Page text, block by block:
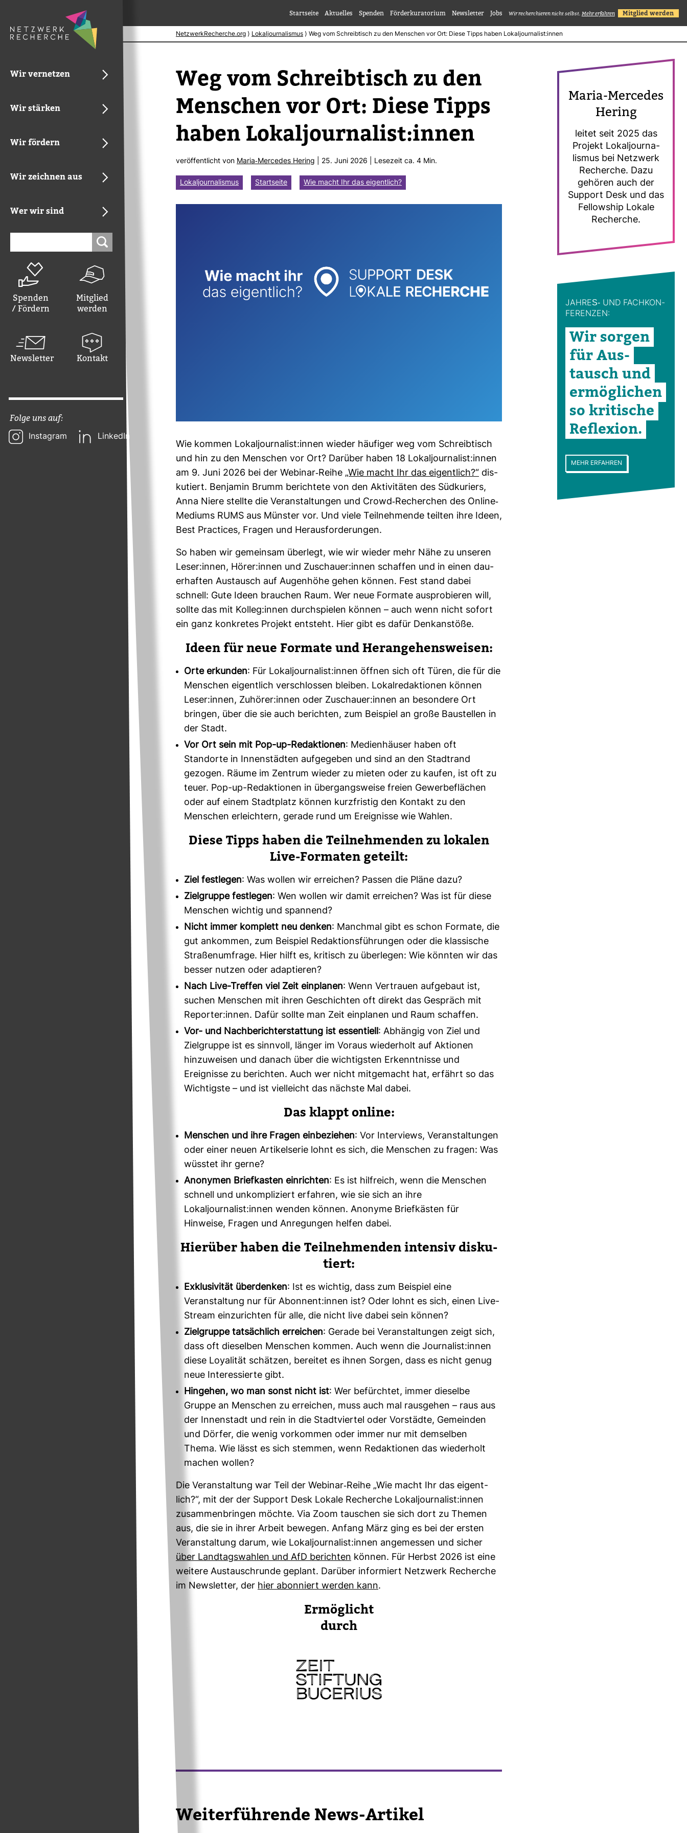
Wir vernetzen
Wir stärken
Wir fördern
Wir zeichnen aus
Wer wir sind
Spenden
/ Fördern
Mitglied
werden
Newsletter Kontakt
Folge uns auf:
Instagram LinkedIn
Startseite Aktuelles Spenden Förderkuratorium Newsletter Jobs Wir recherchieren nicht selbst. Mehr erfahren Mitglied werden
NetzwerkRecherche.org ⟩ Lokaljournalismus ⟩ Weg vom Schreibtisch zu den Menschen vor Ort: Diese Tipps haben Lokaljournalist:innen
Weg vom Schreib­tisch zu den
Men­schen vor Ort: Diese Tipps
haben Lokal­jour­na­list:innen
ver­öf­fent­licht von Maria-​Mer­cedes Hering | 25. Juni 2026 | Lese­zeit ca. 4 Min.
Lokaljournalismus Startseite Wie macht Ihr das eigentlich?
Wie kommen Lokal­jour­na­list:innen wieder häu­figer weg vom Schreib­tisch
und hin zu den Men­schen vor Ort? Dar­über haben 18 Lokal­jour­na­list:innen
am 9. Juni 2026 bei der Webinar-​Reihe „Wie macht Ihr das eigent­lich?“ dis­
ku­tiert. Ben­jamin Brumm berich­tete von den Akti­vi­täten des Süd­ku­riers,
Anna Niere stellte die Ver­an­stal­tungen und Crowd-​Recher­chen des Online-​
Mediums RUMS aus Münster vor. Und viele Teil­neh­mende teilten ihre Ideen,
Best Prac­tices, Fragen und Her­aus­for­de­rungen.
So haben wir gemeinsam über­legt, wie wir wieder mehr Nähe zu unseren
Leser:innen, Hörer:innen und Zuschauer:innen schaffen und in einen dau­
er­haften Aus­tausch auf Augen­höhe gehen können. Fest stand dabei
schnell: Gute Ideen brau­chen Raum. Wer neue For­mate aus­pro­bieren will,
sollte das mit Kolleg:innen durch­spielen können – auch wenn nicht sofort
ein ganz kon­kretes Pro­jekt ent­steht. Hier gibt es dafür Denk­an­stöße.
Ideen für neue For­mate und Her­an­ge­hens­weisen:
Orte erkunden: Für Lokaljournalist:innen öffnen sich oft Türen, die für die
Menschen eigentlich verschlossen bleiben. Lokalredaktionen können
Leser:innen, Zuhörer:innen oder Zuschauer:innen an besondere Ort
bringen, über die sie auch berichten, zum Beispiel an große Baustellen in
der Stadt.
Vor Ort sein mit Pop-up-Redaktionen: Medienhäuser haben oft
Standorte in Innenstädten aufgegeben und sind an den Stadtrand
gezogen. Räume im Zentrum wieder zu mieten oder zu kaufen, ist oft zu
teuer. Pop-up-Redaktionen in übergangsweise freien Gewerbeflächen
oder auf einem Stadtplatz können kurzfristig den Kontakt zu den
Menschen erleichtern, gerade rund um Ereignisse wie Wahlen.
Diese Tipps haben die Teil­neh­menden zu lokalen
Live-​For­maten geteilt:
Ziel festlegen: Was wollen wir erreichen? Passen die Pläne dazu?
Zielgruppe festlegen: Wen wollen wir damit erreichen? Was ist für diese
Menschen wichtig und spannend?
Nicht immer komplett neu denken: Manchmal gibt es schon Formate, die
gut ankommen, zum Beispiel Redaktionsführungen oder die klassische
Straßenumfrage. Hier hilft es, kritisch zu überlegen: Wie könnten wir das
besser nutzen oder adaptieren?
Nach Live-Treffen viel Zeit einplanen: Wenn Vertrauen aufgebaut ist,
suchen Menschen mit ihren Geschichten oft direkt das Gespräch mit
Reporter:innen. Dafür sollte man Zeit einplanen und Raum schaffen.
Vor- und Nachberichterstattung ist essentiell: Abhängig von Ziel und
Zielgruppe ist es sinnvoll, länger im Voraus wiederholt auf Aktionen
hinzuweisen und danach über die wichtigsten Erkenntnisse und
Ereignisse zu berichten. Auch wer nicht mitgemacht hat, erfährt so das
Wichtigste – und ist vielleicht das nächste Mal dabei.
Das klappt online:
Menschen und ihre Fragen einbeziehen: Vor Interviews, Veranstaltungen
oder einer neuen Artikelserie lohnt es sich, die Menschen zu fragen: Was
wüsstet ihr gerne?
Anonymen Briefkasten einrichten: Es ist hilfreich, wenn die Menschen
schnell und unkompliziert erfahren, wie sie sich an ihre
Lokaljournalist:innen wenden können. Anonyme Briefkästen für
Hinweise, Fragen und Anregungen helfen dabei.
Hier­über haben die Teil­neh­menden intensiv dis­ku­
tiert:
Exklusivität überdenken: Ist es wichtig, dass zum Beispiel eine
Veranstaltung nur für Abonnent:innen ist? Oder lohnt es sich, einen Live-
Stream einzurichten für alle, die nicht live dabei sein können?
Zielgruppe tatsächlich erreichen: Gerade bei Veranstaltungen zeigt sich,
dass oft dieselben Menschen kommen. Auch wenn die Journalist:innen
diese Loyalität schätzen, bereitet es ihnen Sorgen, dass es nicht genug
neue Interessierte gibt.
Hingehen, wo man sonst nicht ist: Wer befürchtet, immer dieselbe
Gruppe an Menschen zu erreichen, muss auch mal rausgehen – raus aus
der Innenstadt und rein in die Stadtviertel oder Vorstädte, Gemeinden
und Dörfer, die wenig vorkommen oder immer nur mit demselben
Thema. Wie lässt es sich stemmen, wenn Redaktionen das wiederholt
machen wollen?
Die Ver­an­stal­tung war Teil der Webinar-​Reihe „Wie macht Ihr das eigent­
lich?“, mit der der Sup­port Desk Lokale Recherche Lokal­jour­na­list:innen
zusam­men­bringen möchte. Via Zoom tau­schen sie sich dort zu Themen
aus, die sie in ihrer Arbeit bewegen. Anfang März ging es bei der ersten
Ver­an­stal­tung darum, wie Lokal­jour­na­list:innen ange­messen und sicher
über Land­tags­wahlen und AfD berichten können. Für Herbst 2026 ist eine
wei­tere Aus­tauschrunde geplant. Dar­über infor­miert Netz­werk Recherche
im News­letter, der hier abon­niert werden kann.
Ermög­licht
durch
Wei­ter­füh­rende News-​Artikel
Maria-​Mer­cedes
Hering
leitet seit 2025 das
Pro­jekt Lokal­jour­na­
lismus bei Netz­werk
Recherche. Dazu
gehören auch der
Sup­port Desk und das
Fel­low­ship Lokale
Recherche.
JAHRES-​ UND FACH­KON­
FE­RENZEN:
Wir sorgen
für Aus­
tausch und
ermög­li­chen
so kri­ti­sche
Refle­xion.
MEHR ERFAHREN